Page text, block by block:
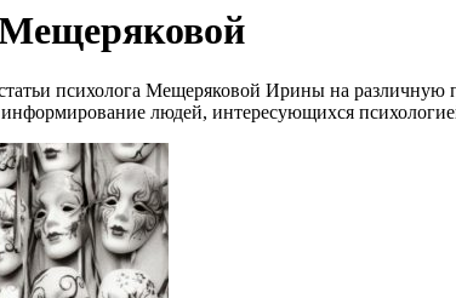
психолога Мещеряковой Ирины на
людей, интересующихся